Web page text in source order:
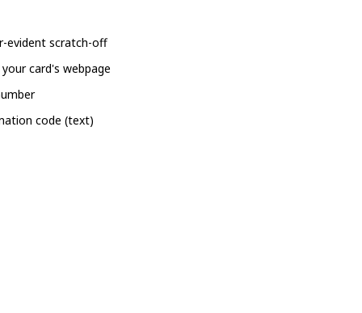
evident scratch-off
your card's webpage
code (text)